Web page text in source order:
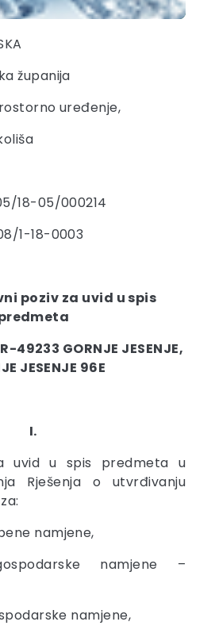
županija
uređenje,
18-05/000214
1-18-0003
poziv za uvid u spis
49233 GORNJE JESENJE,
JESENJE 96E
I.
uvid u spis predmeta u
Rješenja o utvrđivanju
namjene,
namjene –
namjene,